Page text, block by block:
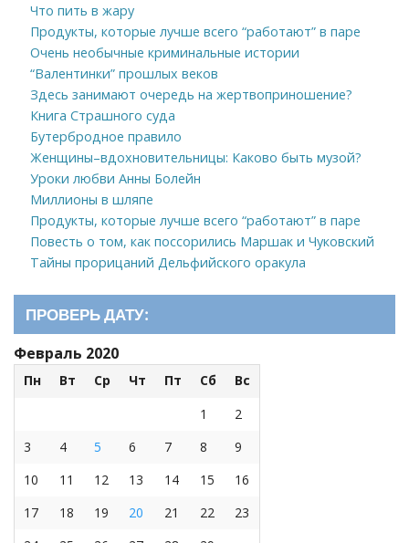
Что пить в жару
Продукты, которые лучше всего “работают” в паре
Очень необычные криминальные истории
“Валентинки” прошлых веков
Здесь занимают очередь на жертвоприношение?
Книга Страшного суда
Бутербродное правило
Женщины–вдохновительницы: Каково быть музой?
Уроки любви Анны Болейн
Миллионы в шляпе
Продукты, которые лучше всего “работают” в паре
Повесть о том, как поссорились Маршак и Чуковский
Тайны прорицаний Дельфийского оракула
ПРОВЕРЬ ДАТУ:
Февраль 2020
Пн Вт Ср Чт Пт Сб
Вс
1
2
3
4 5 6 7 8
9
10
11 12 13 14 15
16
17
18 19 20 21 22
23